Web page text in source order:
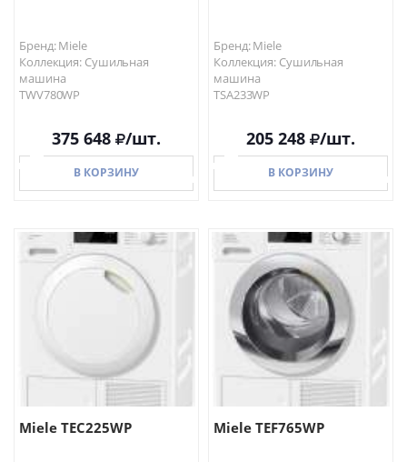
Бренд: Miele
Коллекция: Сушильная
машина
TWV780WP
375 648 /шт.
В КОРЗИНУ
В КОРЗИНУ
Бренд: Miele
Коллекция: Сушильная
машина
TSA233WP
205 248 /шт.
В КОРЗИНУ
В КОРЗИНУ
Miele TEC225WP Miele TEF765WP